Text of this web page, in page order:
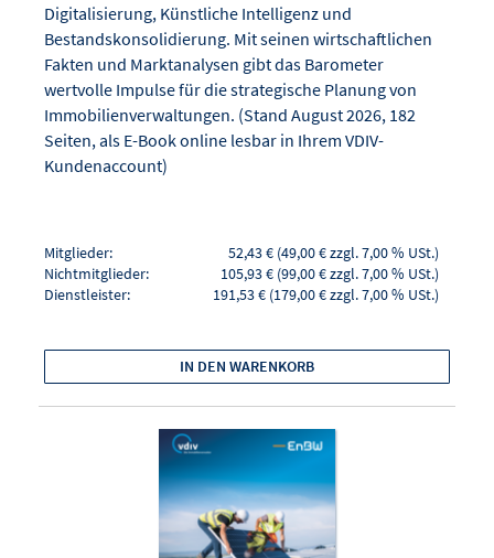
Digitalisierung, Künstliche Intelligenz und
Bestandskonsolidierung. Mit seinen wirtschaftlichen
Fakten und Marktanalysen gibt das Barometer
wertvolle Impulse für die strategische Planung von
Immobilienverwaltungen. (Stand August 2026, 182
Seiten, als E-Book online lesbar in Ihrem VDIV-
Kundenaccount)
Mitglieder:
52,43 € (49,00 € zzgl. 7,00 % USt.)
Nichtmitglieder:
105,93 € (99,00 € zzgl. 7,00 % USt.)
Dienstleister:
191,53 € (179,00 € zzgl. 7,00 % USt.)
IN DEN WARENKORB